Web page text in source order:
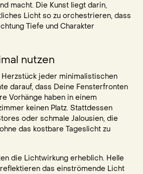
macht. Die Kunst liegt darin,
Licht so zu orchestrieren, dass
Tiefe und Charakter
nutzen
jeder minimalistischen
darauf, dass Deine Fensterfronten
Vorhänge haben in einem
keinen Platz. Stattdessen
oder schmale Jalousien, die
das kostbare Tageslicht zu
die Lichtwirkung erheblich. Helle
das einströmende Licht